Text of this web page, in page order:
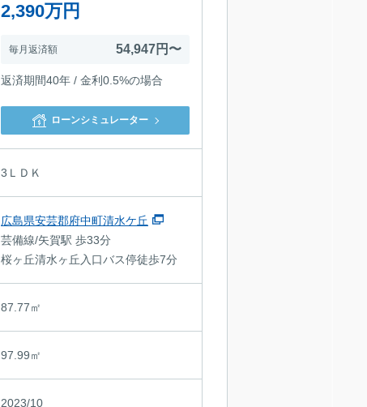
2,390万円
毎月返済額 54,947円〜
返済期間40年 / 金利0.5%の場合
ローンシミュレーター
3ＬＤＫ
広島県安芸郡府中町清水ケ丘
芸備線/矢賀駅 歩33分
桜ヶ丘清水ヶ丘入口バス停徒歩7分
87.77㎡
97.99㎡
2023/10